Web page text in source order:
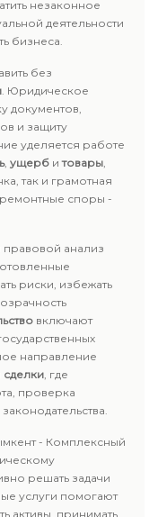
незаконное
деятельности
бизнеса.
без
. Юридическое
документов,
и защиту
уделяется работе
, ущерб итовары,
так и грамотная
споры -
анализ
риски, избежать
включают
направление
сделки, где
проверка
- Комплексный
решать задачи
услуги помогают
активы, принимать